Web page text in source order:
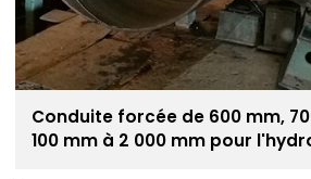
Conduite forcée de 600 mm,
100 mm à 2 000 mm pour